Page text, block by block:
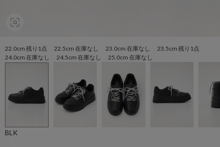
22.0cm 残り1点 22.5cm 在庫なし 23.0cm 在庫なし 23.5cm 残り1点
24.0cm 在庫なし 24.5cm 在庫なし 25.0cm 在庫なし
BLK